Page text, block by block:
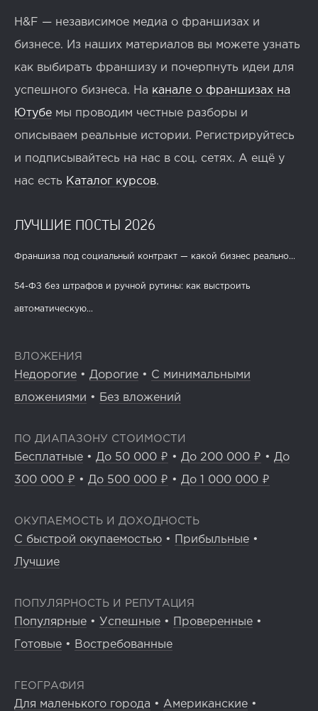
H&F — независимое медиа о франшизах и
бизнесе. Из наших материалов вы можете узнать
как выбирать франшизу и почерпнуть идеи для
успешного бизнеса. На канале о франшизах на
Ютубе мы проводим честные разборы и
описываем реальные истории. Регистрируйтесь
и подписывайтесь на нас в соц. сетях. А ещё у
нас есть Каталог курсов.
ЛУЧШИЕ ПОСТЫ 2026
Франшиза под социальный контракт — какой бизнес реально...
54-ФЗ без штрафов и ручной рутины: как выстроить
автоматическую...
ВЛОЖЕНИЯ
Недорогие • Дорогие • С минимальными
вложениями • Без вложений
ПО ДИАПАЗОНУ СТОИМОСТИ
Бесплатные • До 50 000 ₽ • До 200 000 ₽ • До
300 000 ₽ • До 500 000 ₽ • До 1 000 000 ₽
ОКУПАЕМОСТЬ И ДОХОДНОСТЬ
С быстрой окупаемостью • Прибыльные •
Лучшие
ПОПУЛЯРНОСТЬ И РЕПУТАЦИЯ
Популярные • Успешные • Проверенные •
Готовые • Востребованные
ГЕОГРАФИЯ
Для маленького города • Американские •